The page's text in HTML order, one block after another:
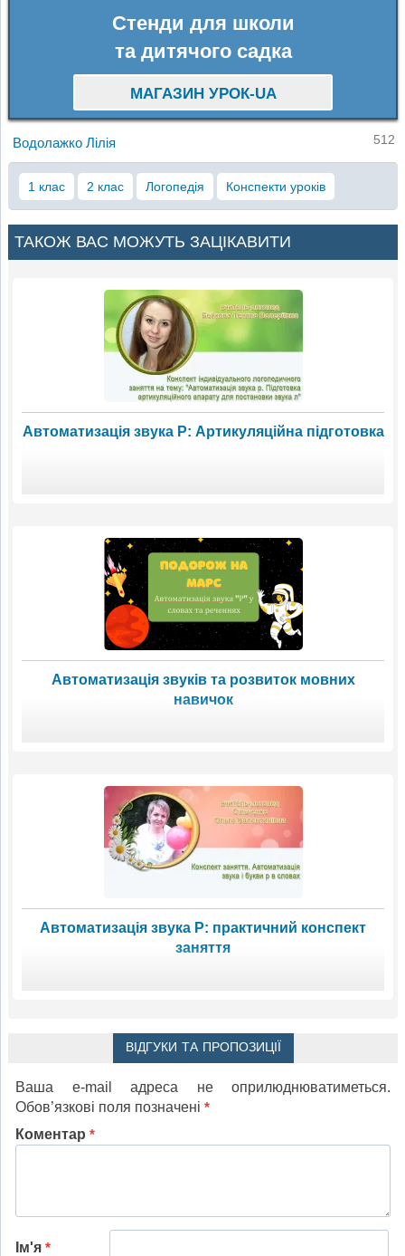
Стенди для школи
та дитячого садка
МАГАЗИН УРОК-UA
Водолажко Лілія 512
1 клас 2 клас Логопедія Конспекти уроків
ТАКОЖ ВАС МОЖУТЬ ЗАЦІКАВИТИ
Автоматизація звука Р: Артикуляційна підготовка
Автоматизація звуків та розвиток мовних
навичок
Автоматизація звука Р: практичний конспект
заняття
ВІДГУКИ ТА ПРОПОЗИЦІЇ
Ваша e-mail адреса не оприлюднюватиметься.
Обов’язкові поля позначені *
Коментар *
Ім'я *